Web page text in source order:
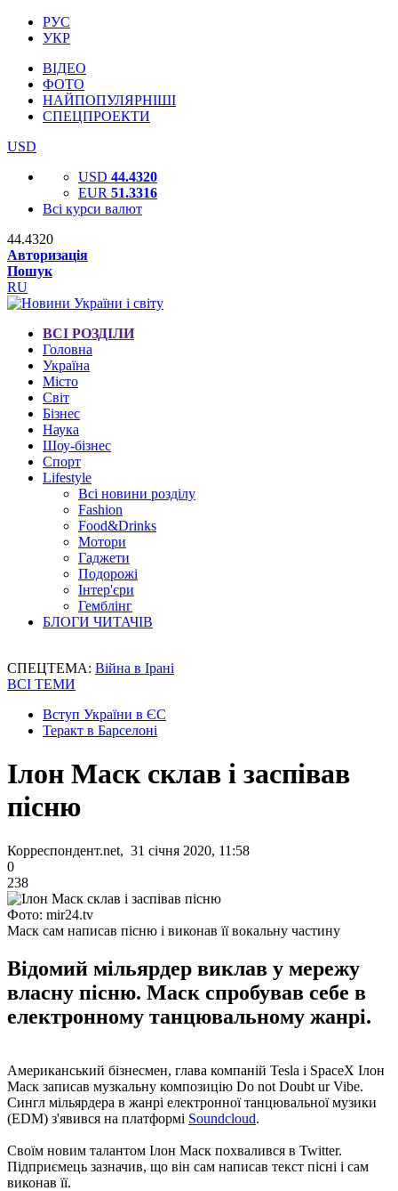
РУС
УКР
ВІДЕО
ФОТО
НАЙПОПУЛЯРНІШІ
СПЕЦПРОЕКТИ
USD
USD 44.4320
EUR 51.3316
Всі курси валют
44.4320
Авторизація
Пошук
RU
ВСІ РОЗДІЛИ
Головна
Україна
Місто
Світ
Бізнес
Наука
Шоу-бізнес
Спорт
Lifestyle
Всі новини розділу
Fashion
Food&Drinks
Мотори
Гаджети
Подорожі
Інтер'єри
Гемблінг
БЛОГИ ЧИТАЧІВ
СПЕЦТЕМА: Війна в Ірані
ВСІ ТЕМИ
Вступ України в ЄС
Теракт в Барселоні
Ілон Маск склав і заспівав
пісню
Корреспондент.net, 31 січня 2020, 11:58
0
238
Фото: mir24.tv
Маск сам написав пісню і виконав її вокальну частину
Відомий мільярдер виклав у мережу
власну пісню. Маск спробував себе в
електронному танцювальному жанрі.
Американський бізнесмен, глава компаній Tesla і SpaceX Ілон
Маск записав музкальну композицію Do not Doubt ur Vibe.
Сингл мільярдера в жанрі електронної танцювальної музики
(EDM) з'явився на платформі Soundcloud.
Своїм новим талантом Ілон Маск похвалився в Twitter.
Підприємець зазначив, що він сам написав текст пісні і сам
виконав її.